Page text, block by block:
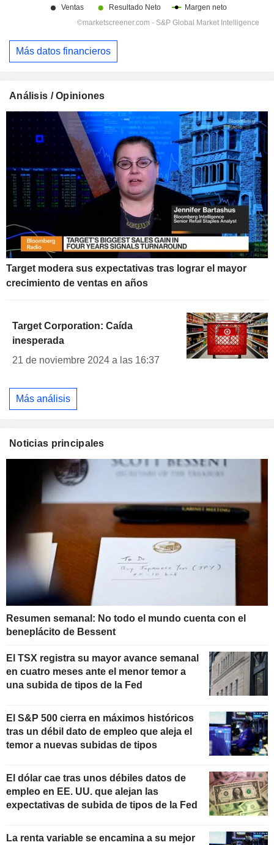
Más datos financieros
Análisis / Opiniones
Target modera sus expectativas tras lograr el mayor
crecimiento de ventas en años
Target Corporation: Caída
inesperada
21 de noviembre 2024 a las 16:37
Más análisis
Noticias principales
Resumen semanal: No todo el mundo cuenta con el
beneplácito de Bessent
El TSX registra su mayor avance semanal
en cuatro meses ante el menor temor a
una subida de tipos de la Fed
El S&P 500 cierra en máximos históricos
tras un débil dato de empleo que aleja el
temor a nuevas subidas de tipos
El dólar cae tras unos débiles datos de
empleo en EE. UU. que alejan las
expectativas de subida de tipos de la Fed
La renta variable se encamina a su mejor